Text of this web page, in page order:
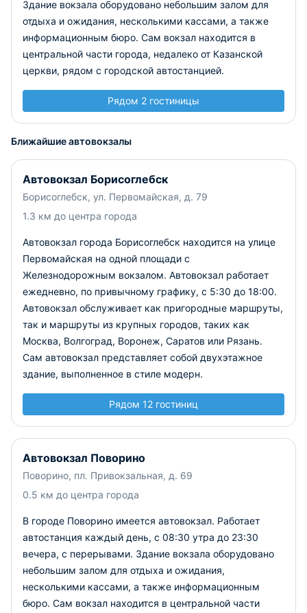
Здание вокзала оборудовано небольшим залом для
отдыха и ожидания, несколькими кассами, а также
информационным бюро. Сам вокзал находится в
центральной части города, недалеко от Казанской
церкви, рядом с городской автостанцией.
Рядом 2 гостиницы
Ближайшие автовокзалы
Автовокзал Борисоглебск
Борисоглебск, ул. Первомайская, д. 79
1.3 км до центра города
Автовокзал города Борисоглебск находится на улице
Первомайская на одной площади с
Железнодорожным вокзалом. Автовокзал работает
ежедневно, по привычному графику, с 5:30 до 18:00.
Автовокзал обслуживает как пригородные маршруты,
так и маршруты из крупных городов, таких как
Москва, Волгоград, Воронеж, Саратов или Рязань.
Сам автовокзал представляет собой двухэтажное
здание, выполненное в стиле модерн.
Рядом 12 гостиниц
Автовокзал Поворино
Поворино, пл. Привокзальная, д. 69
0.5 км до центра города
В городе Поворино имеется автовокзал. Работает
автостанция каждый день, с 08:30 утра до 23:30
вечера, с перерывами. Здание вокзала оборудовано
небольшим залом для отдыха и ожидания,
несколькими кассами, а также информационным
бюро. Сам вокзал находится в центральной части